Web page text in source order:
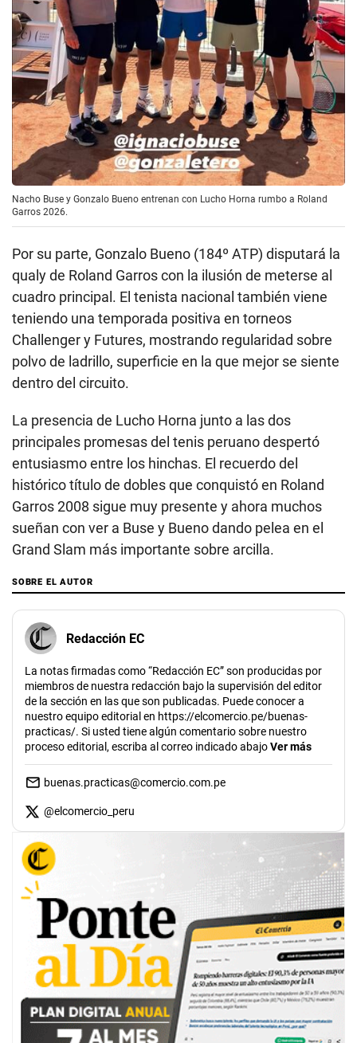
Nacho Buse y Gonzalo Bueno entrenan con Lucho Horna rumbo a Roland
Garros 2026.
Por su parte, Gonzalo Bueno (184º ATP) disputará la
qualy de Roland Garros con la ilusión de meterse al
cuadro principal. El tenista nacional también viene
teniendo una temporada positiva en torneos
Challenger y Futures, mostrando regularidad sobre
polvo de ladrillo, superficie en la que mejor se siente
dentro del circuito.
La presencia de Lucho Horna junto a las dos
principales promesas del tenis peruano despertó
entusiasmo entre los hinchas. El recuerdo del
histórico título de dobles que conquistó en Roland
Garros 2008 sigue muy presente y ahora muchos
sueñan con ver a Buse y Bueno dando pelea en el
Grand Slam más importante sobre arcilla.
SOBRE EL AUTOR
Redacción EC
La notas firmadas como “Redacción EC” son producidas por
miembros de nuestra redacción bajo la supervisión del editor
de la sección en las que son publicadas. Puede conocer a
nuestro equipo editorial en https://elcomercio.pe/buenas-
practicas/. Si usted tiene algún comentario sobre nuestro
proceso editorial, escriba al correo indicado abajoVer más
buenas.practicas@comercio.com.pe
@elcomercio_peru